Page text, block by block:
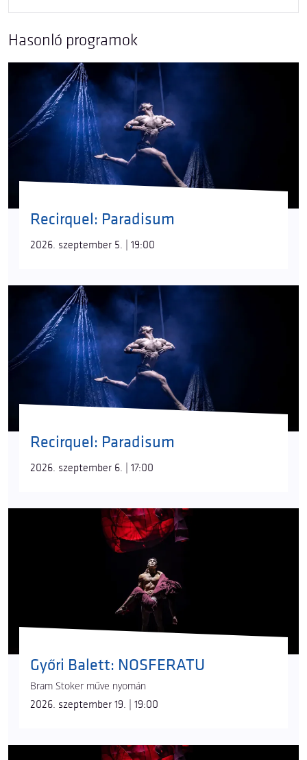
Hasonló programok
Recirquel: Paradisum
2026. szeptember 5. | 19:00
Recirquel: Paradisum
2026. szeptember 6. | 17:00
Győri Balett: NOSFERATU
Bram Stoker műve nyomán
2026. szeptember 19. | 19:00